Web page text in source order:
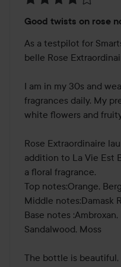
4
av
5
Good twists on rose
As a testpilot for
belle Rose
I am in my 30s and
fragrances daily. My
white flowers and
Rose Extraordinaire
addition to La Vie Est
a floral fragrance.
Top notes:Orange,
Middle notes:Damask
Base notes
Sandalwood, Moss
The bottle is